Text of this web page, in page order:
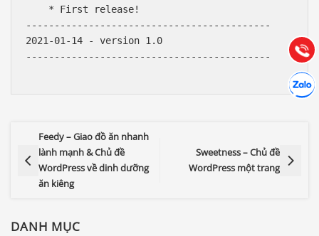
    * First release!
-------------------------------------------
2021-01-14 - version 1.0
-------------------------------------------
Feedy – Giao đồ ăn nhanh
lành mạnh & Chủ đề
WordPress về dinh dưỡng
ăn kiêng
Sweetness – Chủ đề
WordPress một trang
DANH MỤC
Gọi
(028) 22.166.144
Chát